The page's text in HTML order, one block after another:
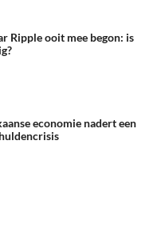
Ripple ooit mee begon: is
economie nadert een